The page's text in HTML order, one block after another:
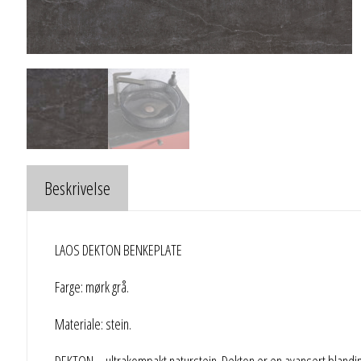
Beskrivelse
LAOS DEKTON BENKEPLATE
Farge: mørk grå.
Materiale: stein.